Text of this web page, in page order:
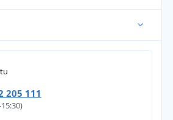
205 111